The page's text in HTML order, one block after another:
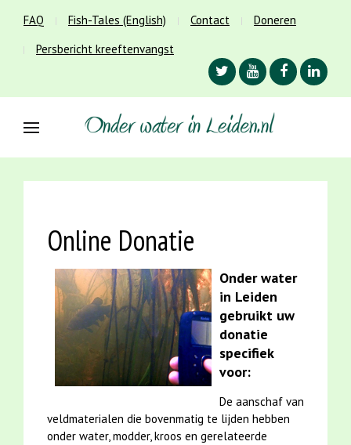
FAQ Fish-Tales (English) Contact
Doneren
Persbericht kreeftenvangst
Online Donatie
Onder water
in Leiden
gebruikt uw
donatie
specifiek
voor:
De aanschaf van
veldmaterialen die bovenmatig te lijden hebben
onder water, modder, kroos en gerelateerde